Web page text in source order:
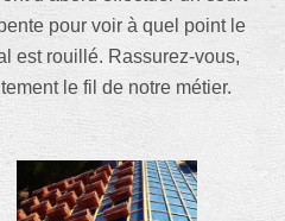
pour voir à quel point le
est rouillé. Rassurez-vous,
le fil de notre métier.